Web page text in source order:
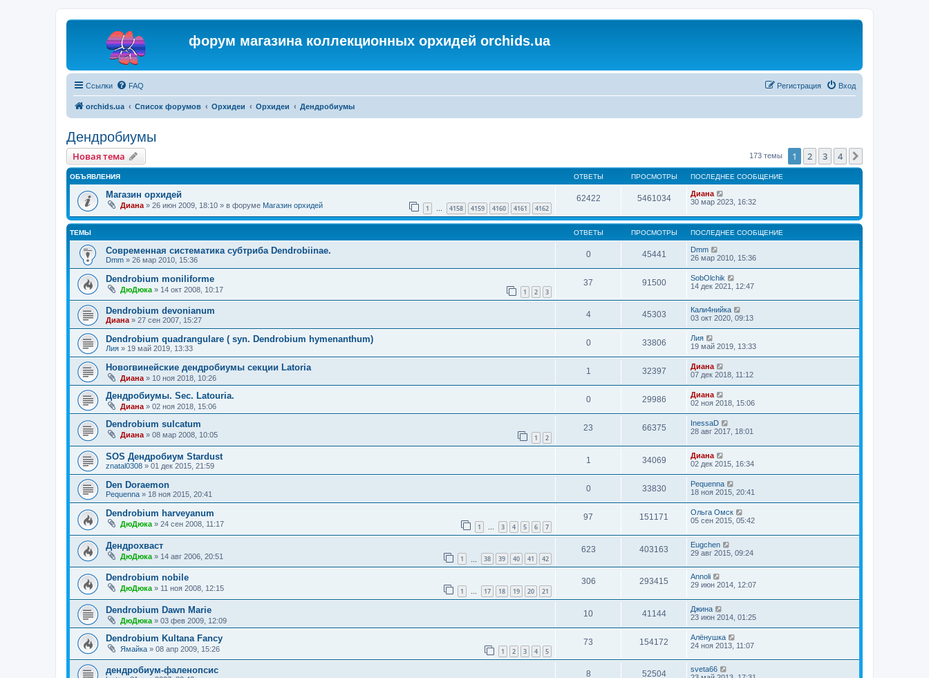
форум магазина коллекционных орхидей orchids.ua
Ссылки FAQ Вход
Регистрация
orchids.ua Список форумов Орхидеи Орхидеи Дендробиумы
Дендробиумы
Новая тема 173 темы 1 2 3 4
ОБЪЯВЛЕНИЯ ОТВЕТЫ ПРОСМОТРЫ ПОСЛЕДНЕЕ СООБЩЕНИЕ
Магазин орхидей
Диана » 26 июн 2009, 18:10 » в форуме Магазин орхидей 1 … 4158 4159 4160 4161 4162
62422 5461034
Диана
30 мар 2023, 16:32
ТЕМЫ ОТВЕТЫ ПРОСМОТРЫ ПОСЛЕДНЕЕ СООБЩЕНИЕ
Современная систематика субтриба Dendrobiinae.
Dmm » 26 мар 2010, 15:36
0 45441
Dmm
26 мар 2010, 15:36
Dendrobium moniliforme
ДюДюка » 14 окт 2008, 10:17 1 2 3
37 91500
SobOlchik
14 дек 2021, 12:47
Dendrobium devonianum
Диана » 27 сен 2007, 15:27
4 45303
Кали4нийка
03 окт 2020, 09:13
Dendrobium quadrangulare ( syn. Dendrobium hymenanthum)
Лия » 19 май 2019, 13:33
0 33806
Лия
19 май 2019, 13:33
Новогвинейские дендробиумы секции Latoria
Диана » 10 ноя 2018, 10:26
1 32397
Диана
07 дек 2018, 11:12
Дендробиумы. Sec. Latouria.
Диана » 02 ноя 2018, 15:06
0 29986
Диана
02 ноя 2018, 15:06
Dendrobium sulcatum
Диана » 08 мар 2008, 10:05 1 2
23 66375
InessaD
28 авг 2017, 18:01
SOS Дендробиум Stardust
znatal0308 » 01 дек 2015, 21:59
1 34069
Диана
02 дек 2015, 16:34
Den Doraemon
Pequenna » 18 ноя 2015, 20:41
0 33830
Pequenna
18 ноя 2015, 20:41
Dendrobium harveyanum
ДюДюка » 24 сен 2008, 11:17 1 … 3 4 5 6 7
97 151171
Ольга Омск
05 сен 2015, 05:42
Дендрохваст
ДюДюка » 14 авг 2006, 20:51 1 38 39 40 41 42
623 403163
Eugchen
29 авг 2015, 09:24
Dendrobium nobile
ДюДюка » 11 ноя 2008, 12:15 1 … 17 18 19 20 21
306 293415
Annoli
29 июн 2014, 12:07
Dendrobium Dawn Marie
ДюДюка » 03 фев 2009, 12:09
10 41144
Джина
23 июн 2014, 01:25
Dendrobium Kultana Fancy
Ямайка » 08 апр 2009, 15:26 1 2 3 4 5
73 154172
Алёнушка
24 ноя 2013, 11:07
дендробиум-фаленопсис 8 52504
sveta66